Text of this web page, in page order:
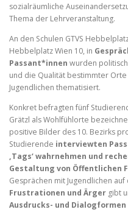
sozialräumliche
Thema der Lehrveranstaltung.
An den Schulen GTVS
Hebbelplatz Wien 10, in
Passant*innen wurden
und die Qualität bestimmter
Jugendlichen thematisiert.
Konkret befragten fünf
Grätzl als Wohlfühlorte
positive Bilder des 10. Bezirks
Studierende interviewten
‚Tags‘ wahrnehmen und
Gestaltung von Öffentlichen
Gesprächen mit Jugendlichen
Frustrationen und Ärger gibt
Ausdrucks- und Dialogformen